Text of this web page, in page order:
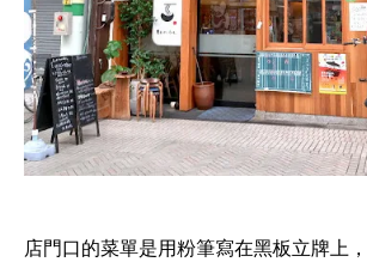
店門口的菜單是用粉筆寫在黑板立牌上，